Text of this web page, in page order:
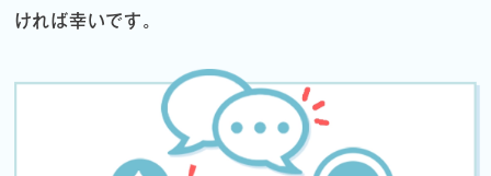
ければ幸いです。